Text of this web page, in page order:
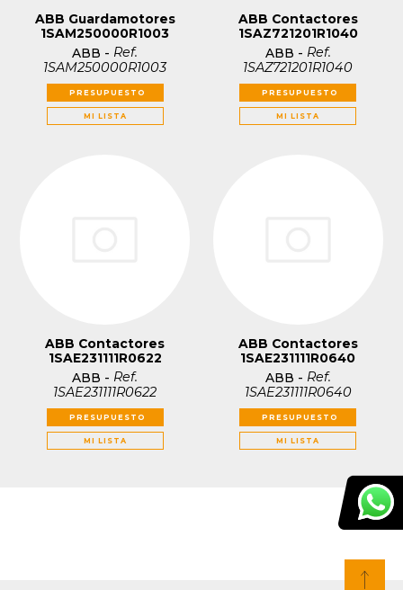
ABB Guardamotores
1SAM250000R1003
ABB - Ref.
1SAM250000R1003
PRESUPUESTO
MI LISTA
ABB Contactores
1SAZ721201R1040
ABB - Ref.
1SAZ721201R1040
PRESUPUESTO
MI LISTA
ABB Contactores
1SAE231111R0622
ABB - Ref.
1SAE231111R0622
PRESUPUESTO
MI LISTA
ABB Contactores
1SAE231111R0640
ABB - Ref.
1SAE231111R0640
PRESUPUESTO
MI LISTA